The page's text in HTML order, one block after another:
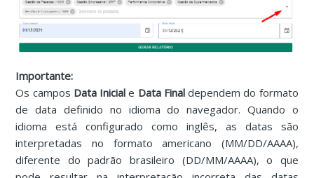
Importante:
Os campos Data Inicial e Data Finaldependem do formato
de data definido no idioma do navegador. Quando o
idioma está configurado como inglês, as datas são
interpretadas no formato americano (MM/DD/AAAA),
diferente do padrão brasileiro (DD/MM/AAAA), o que